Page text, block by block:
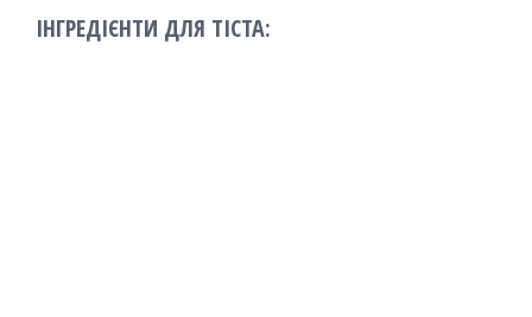
ІНГРЕДІЄНТИ ДЛЯ ТІСТА: